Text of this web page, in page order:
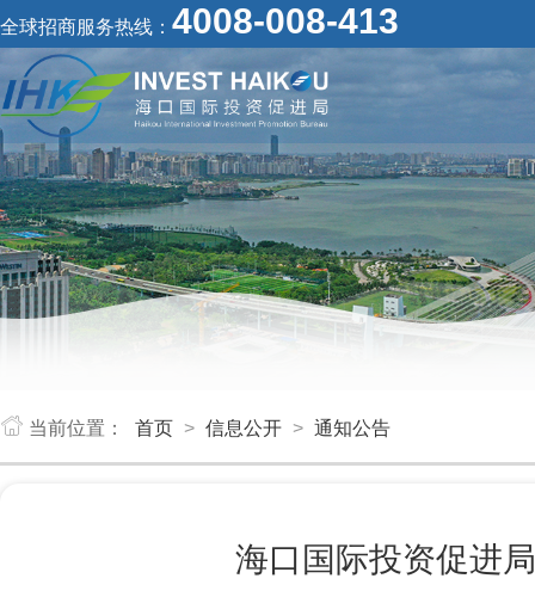
全球招商服务热线： 4008-008-413
当前位置： 首页 > 信息公开 > 通知公告
海口国际投资促进